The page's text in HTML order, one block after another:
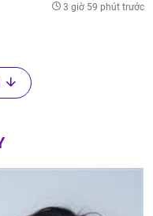
3 giờ 59 phút trước